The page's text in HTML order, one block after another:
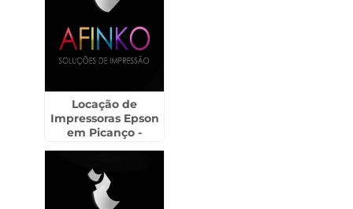
Locação de
Impressoras Epson
em Picanço -